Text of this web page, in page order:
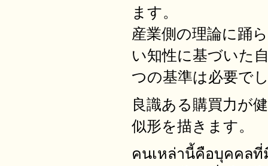
ます。
産業側の理論に踊
い知性に基づいた
つの基準は必要で
良識ある購買力が
似形を描きます。
คนเหล่านี้คือบุคคลที่